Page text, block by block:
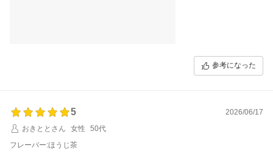
参考になった
5
2026/06/17
おきととさん
女性
50代
フレーバー:ほうじ茶